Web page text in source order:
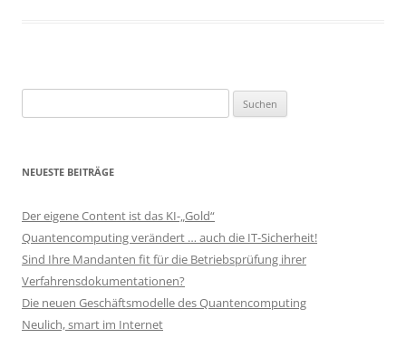
nach:
NEUESTE BEITRÄGE
Der eigene Content ist das KI-„Gold“
Quantencomputing verändert … auch die IT-Sicherheit!
Sind Ihre Mandanten fit für die Betriebsprüfung ihrer
Verfahrensdokumentationen?
Die neuen Geschäftsmodelle des Quantencomputing
Neulich, smart im Internet